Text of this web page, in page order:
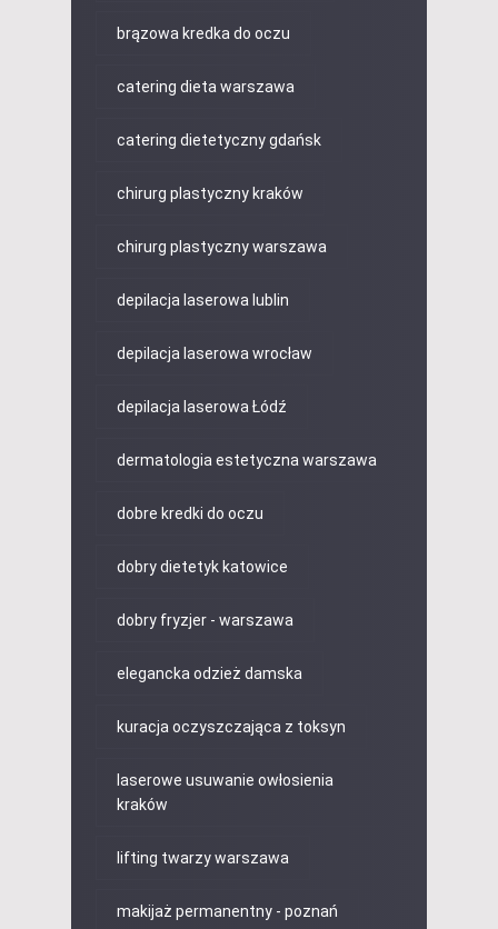
brązowa kredka do oczu
catering dieta warszawa
catering dietetyczny gdańsk
chirurg plastyczny kraków
chirurg plastyczny warszawa
depilacja laserowa lublin
depilacja laserowa wrocław
depilacja laserowa Łódź
dermatologia estetyczna warszawa
dobre kredki do oczu
dobry dietetyk katowice
dobry fryzjer - warszawa
elegancka odzież damska
kuracja oczyszczająca z toksyn
laserowe usuwanie owłosienia
kraków
lifting twarzy warszawa
makijaż permanentny - poznań